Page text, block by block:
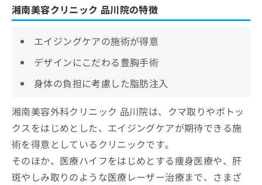
湘南美容クリニック 品川院の特徴
エイジングケアの施術が得意
デザインにこだわる豊胸手術
身体の負担に考慮した脂肪注入
湘南美容外科クリニック 品川院は、クマ取りやボトッ
クスをはじめとした、エイジングケアが期待できる施
術を得意としているクリニックです。
そのほか、医療ハイフをはじめとする痩身医療や、肝
斑やしみ取りのような医療レーザー治療まで、さまざ